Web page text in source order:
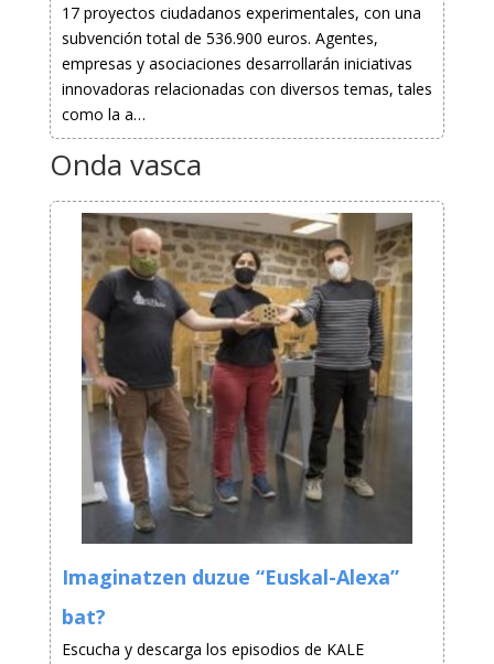
17 proyectos ciudadanos experimentales, con una
subvención total de 536.900 euros. Agentes,
empresas y asociaciones desarrollarán iniciativas
innovadoras relacionadas con diversos temas, tales
como la a…
Onda vasca
Imaginatzen duzue “Euskal-Alexa”
bat?
Escucha y descarga los episodios de KALE